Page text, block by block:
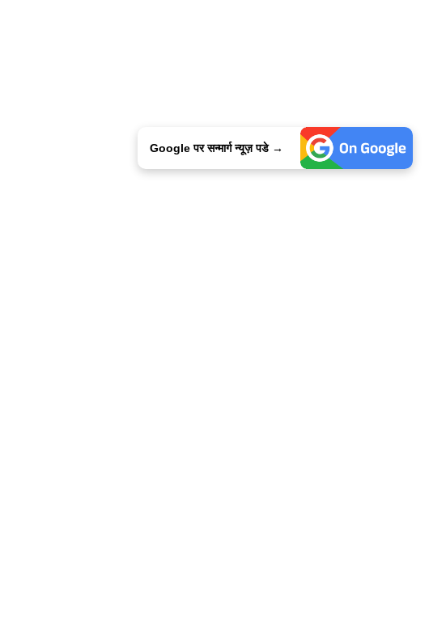
Google पर सन्मार्ग न्यूज़ पडे →